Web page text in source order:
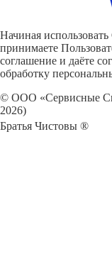
Начиная
принимаете
соглашение и даёте
обработку
© ООО «Сервисные
2026)
Братья Чистовы ®